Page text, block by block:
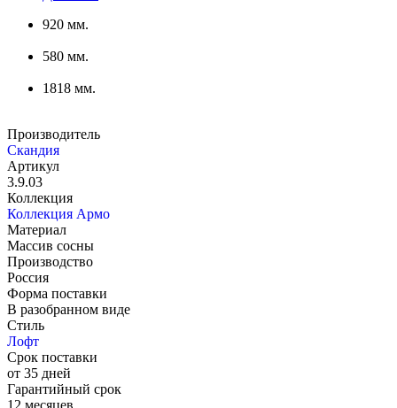
920 мм.
580 мм.
1818 мм.
Производитель
Скандия
Артикул
3.9.03
Коллекция
Коллекция Армо
Материал
Массив сосны
Производство
Россия
Форма поставки
В разобранном виде
Стиль
Лофт
Срок поставки
от 35 дней
Гарантийный срок